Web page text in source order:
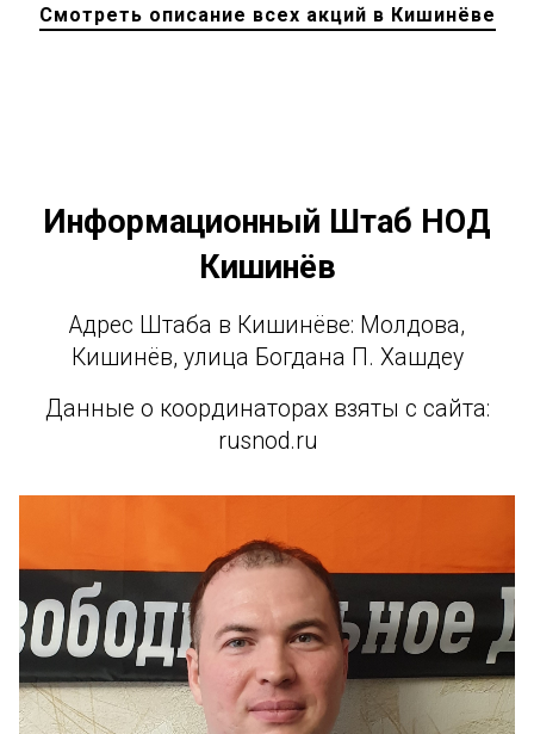
Смотреть описание всех акций в Кишинёве
Информационный Штаб НОД
Кишинёв
Адрес Штаба в Кишинёве: Молдова,
Кишинёв, улица Богдана П. Хашдеу
Данные о координаторах взяты с сайта:
rusnod.ru